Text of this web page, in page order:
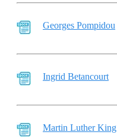
Georges Pompidou
Ingrid Betancourt
Martin Luther King